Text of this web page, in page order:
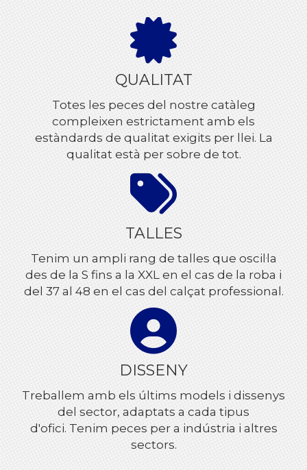
QUALITAT
Totes les peces del nostre catàleg
compleixen estrictament amb els
estàndards de qualitat exigits per llei. La
qualitat està per sobre de tot.
TALLES
Tenim un ampli rang de talles que oscil·la
des de la S fins a la XXL en el cas de la roba i
del 37 al 48 en el cas del calçat professional.
DISSENY
Treballem amb els últims models i dissenys
del sector, adaptats a cada tipus
d'ofici. Tenim peces per a indústria i altres
sectors.